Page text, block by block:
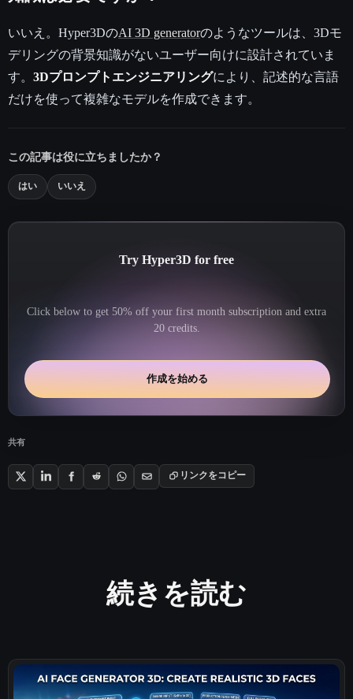
いいえ。Hyper3DのAI 3D generatorのようなツールは、3Dモ
デリングの背景知識がないユーザー向けに設計されていま
す。 3Dプロンプトエンジニアリングにより、記述的な言語
だけを使って複雑なモデルを作成できます。
この記事は役に立ちましたか？
はい いいえ
Try Hyper3D for free
Click below to get 50% off your first month subscription and extra
20 credits.
作成を始める
共有
リンクをコピー
続きを読む